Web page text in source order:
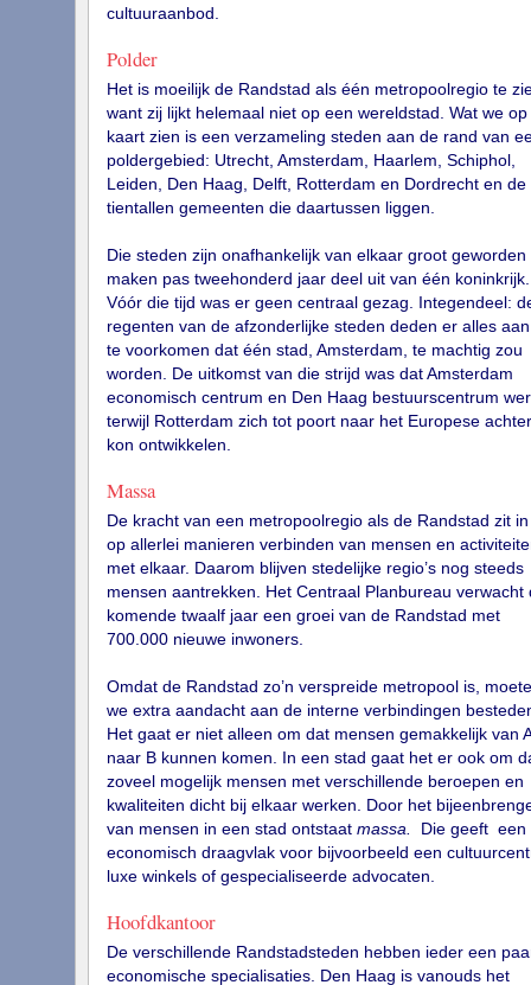
cultuuraanbod.
Polder
Het is moeilijk de Randstad als één metropoolregio te
want zij lijkt helemaal niet op een wereldstad. Wat we op
kaart zien is een verzameling steden aan de rand van
poldergebied: Utrecht, Amsterdam, Haarlem, Schiphol,
Leiden, Den Haag, Delft, Rotterdam en Dordrecht en de
tientallen gemeenten die daartussen liggen.
Die steden zijn onafhankelijk van elkaar groot geworden
maken pas tweehonderd jaar deel uit van één koninkrijk.
Vóór die tijd was er geen centraal gezag. Integendeel:
regenten van de afzonderlijke steden deden er alles
te voorkomen dat één stad, Amsterdam, te machtig zou
worden. De uitkomst van die strijd was dat Amsterdam
economisch centrum en Den Haag bestuurscentrum
terwijl Rotterdam zich tot poort naar het Europese
kon ontwikkelen.
Massa
De kracht van een metropoolregio als de Randstad zit
op allerlei manieren verbinden van mensen en
met elkaar. Daarom blijven stedelijke regio’s nog steeds
mensen aantrekken. Het Centraal Planbureau verwacht
komende twaalf jaar een groei van de Randstad met
700.000 nieuwe inwoners.
Omdat de Randstad zo’n verspreide metropool is,
we extra aandacht aan de interne verbindingen
Het gaat er niet alleen om dat mensen gemakkelijk van A
naar B kunnen komen. In een stad gaat het er ook om
zoveel mogelijk mensen met verschillende beroepen en
kwaliteiten dicht bij elkaar werken. Door het
van mensen in een stad ontstaat massa.
Die geeft een
economisch draagvlak voor bijvoorbeeld een
luxe winkels of gespecialiseerde advocaten.
Hoofdkantoor
De verschillende Randstadsteden hebben ieder een
economische specialisaties. Den Haag is vanouds het